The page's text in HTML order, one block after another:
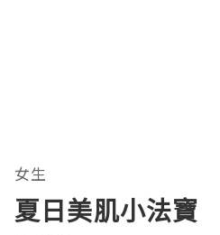
女生
夏日美肌小法寶